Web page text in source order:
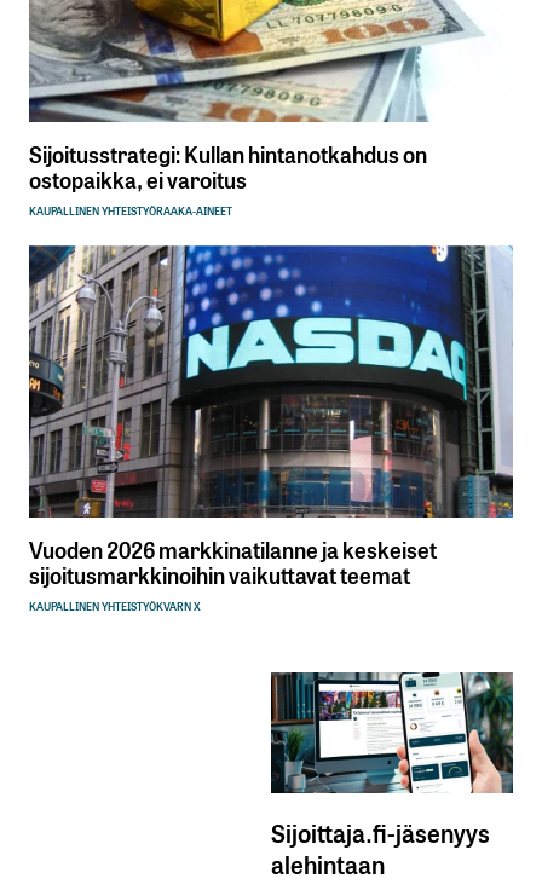
Sijoitusstrategi: Kullan hintanotkahdus on
ostopaikka, ei varoitus
KAUPALLINEN YHTEISTYÖRAAKA-AINEET
Vuoden 2026 markkinatilanne ja keskeiset
sijoitusmarkkinoihin vaikuttavat teemat
KAUPALLINEN YHTEISTYÖKVARN X
Sijoittaja.fi-jäsenyys
alehintaan